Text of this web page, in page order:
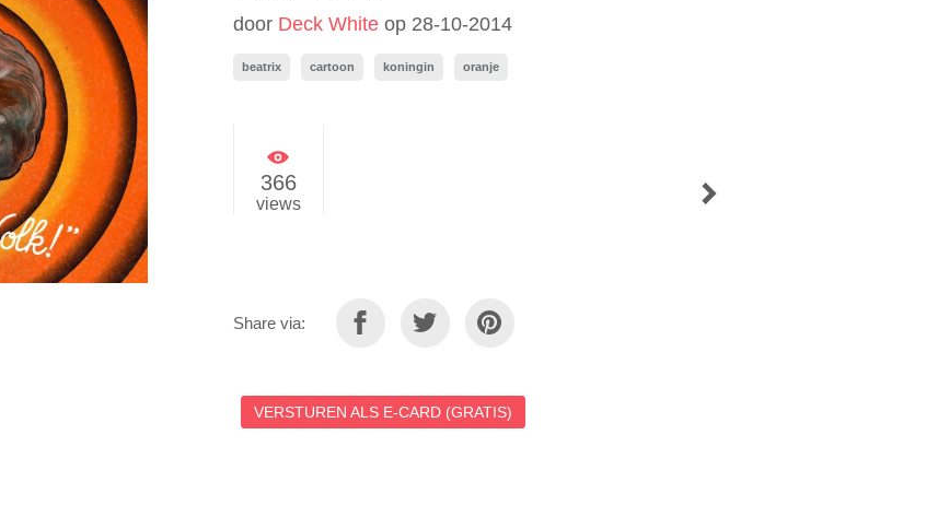
door Deck Whiteop 28-10-2014
beatrix cartoon koningin oranje
366
views
Share via:
VERSTUREN ALS E-CARD (GRATIS)